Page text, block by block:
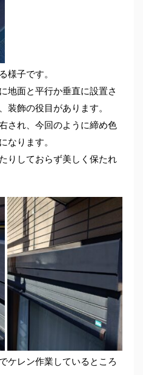
様子です。
地面と平行か垂直に設置さ
装飾の役目があります。
され、今回のように締め色
なります。
りしておらず美しく保たれ
ケレン作業しているところ